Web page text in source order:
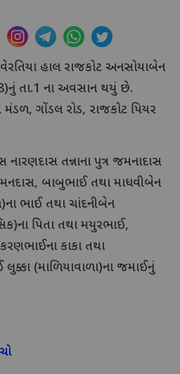
હાલ રાજકોટ અનસોયાબેન
તા.1 ના અવસાન થયું છે.
મંડળ, ગોંડલ રોડ, રાજકોટ પિયર
નારણદાસ તન્નાના પુત્ર જમનાદાસ
બાબુભાઈ તથા માધવીબેન
ભાઈ તથા ચાંદનીબેન
પિતા તથા મયુરભાઈ,
કાકા તથા
(માળિયાવાળા)ના જમાઈનું